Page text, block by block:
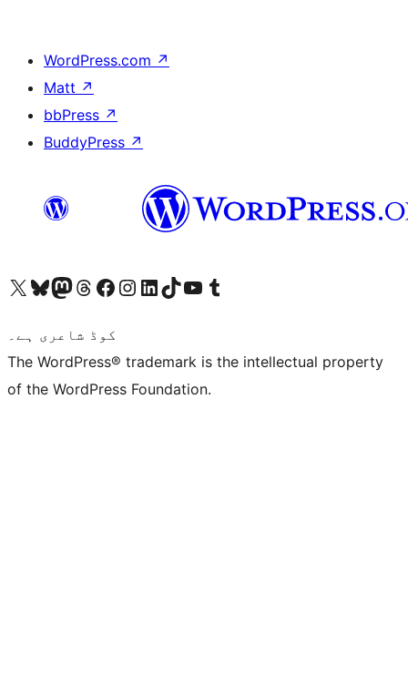
WordPress.com ↗
Matt ↗
bbPress ↗
BuddyPress ↗
Visit our X (formerly Twitter) account
ہمارے بلیواسکائی اکاؤنٹ پر جائیں
Visit our Mastodon account
ہمارے ٹھریڈز اکاؤنٹ پر جائیں
Visit our Facebook page
Visit our Instagram account
Visit our LinkedIn account
ہمارے ٹک ٹاک اکاؤنٹ پر جائیں
Visit our YouTube channel
ہمارے ٹمبلر اکاؤنٹ پر جائیں
کوڈ شاعری ہے۔
The WordPress® trademark is the intellectual property
of the WordPress Foundation.